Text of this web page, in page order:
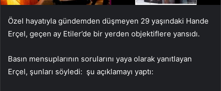
Özel hayatıyla gündemden düşmeyen 29 yaşındaki Hande
Erçel, geçen ay Etiler’de bir yerden objektiflere yansıdı.
Basın mensuplarının sorularını yaya olarak yanıtlayan
Erçel, şunları söyledi: şu açıklamayı yaptı: